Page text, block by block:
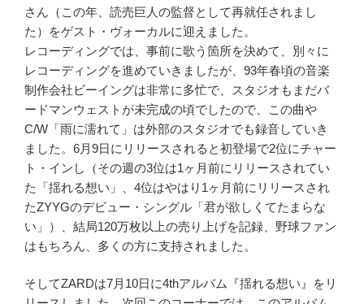
さん（この年、読売巨人の監督として再就任されまし
た）をゲスト・ヴォーカルに迎えました。
レコーディングでは、事前に歌う箇所を決めて、別々に
レコーディングを進めていきましたが、93年春頃の音楽
制作会社ビーイングは非常に多忙で、スタジオもまだバ
ードマンウェストが未完成の頃でしたので、この曲や
C/W「雨に濡れて」は外部のスタジオでも録音していき
ました。6月9日にリリースされると初登場で2位にチャー
ト・インし（その週の3位は1ヶ月前にリリースされてい
た「揺れる想い」、4位はやはり1ヶ月前にリリースされ
たZYYGのデビュー・シングル「君が欲しくてたまらな
い」）、結局120万枚以上の売り上げを記録、野球ファン
はもちろん、多くの方に支持されました。
そしてZARDは7月10日に4thアルバム『揺れる想い』をリ